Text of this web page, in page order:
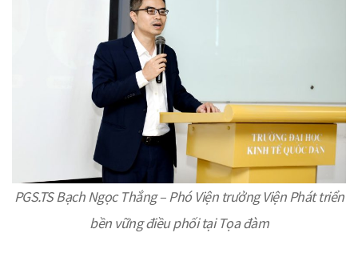
PGS.TS Bạch Ngọc Thắng – Phó Viện trưởng Viện Phát triển
bền vững điều phối tại Tọa đàm